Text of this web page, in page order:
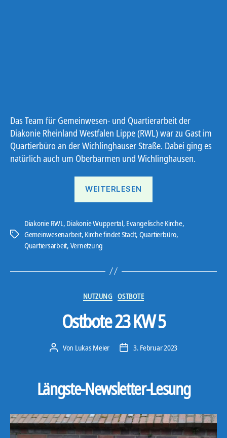
Das Team für Gemeinwesen- und Quartierarbeit der
Diakonie Rheinland Westfalen Lippe (RWL) war zu Gast im
Quartierbüro an der Wichlinghauser Straße. Dabei ging es
natürlich auch um Oberbarmen und Wichlinghausen.
WEITERLESEN
Schlagwörter
Diakonie RWL, Diakonie Wuppertal, Evangelische Kirche,
Gemeinwesenarbeit, Kirche findet Stadt, Quartierbüro,
Quartiersarbeit, Vernetzung
Kategorien
NUTZUNG OSTBOTE
Ostbote 23 KW 5
Beitragsautor
Von Lukas Meier Veröffentlichungsdatum
3. Februar 2023
Längste-Newsletter-Lesung